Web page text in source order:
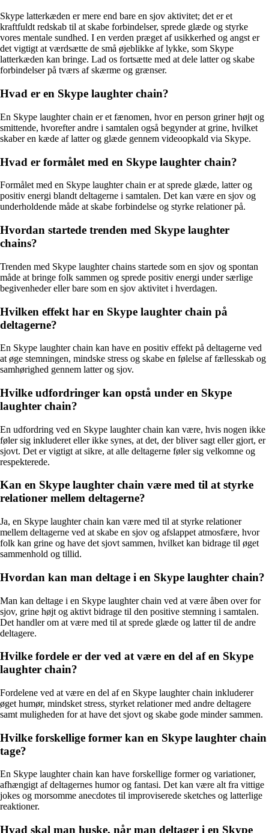
Skype latterkæden er mere end bare en sjov aktivitet; det er et
kraftfuldt redskab til at skabe forbindelser, sprede glæde og styrke
vores mentale sundhed. I en verden præget af usikkerhed og angst er
det vigtigt at værdsætte de små øjeblikke af lykke, som Skype
latterkæden kan bringe. Lad os fortsætte med at dele latter og skabe
forbindelser på tværs af skærme og grænser.
Hvad er en Skype laughter chain?
En Skype laughter chain er et fænomen, hvor en person griner højt og
smittende, hvorefter andre i samtalen også begynder at grine, hvilket
skaber en kæde af latter og glæde gennem videoopkald via Skype.
Hvad er formålet med en Skype laughter chain?
Formålet med en Skype laughter chain er at sprede glæde, latter og
positiv energi blandt deltagerne i samtalen. Det kan være en sjov og
underholdende måde at skabe forbindelse og styrke relationer på.
Hvordan startede trenden med Skype laughter
chains?
Trenden med Skype laughter chains startede som en sjov og spontan
måde at bringe folk sammen og sprede positiv energi under særlige
begivenheder eller bare som en sjov aktivitet i hverdagen.
Hvilken effekt har en Skype laughter chain på
deltagerne?
En Skype laughter chain kan have en positiv effekt på deltagerne ved
at øge stemningen, mindske stress og skabe en følelse af fællesskab og
samhørighed gennem latter og sjov.
Hvilke udfordringer kan opstå under en Skype
laughter chain?
En udfordring ved en Skype laughter chain kan være, hvis nogen ikke
føler sig inkluderet eller ikke synes, at det, der bliver sagt eller gjort, er
sjovt. Det er vigtigt at sikre, at alle deltagerne føler sig velkomne og
respekterede.
Kan en Skype laughter chain være med til at styrke
relationer mellem deltagerne?
Ja, en Skype laughter chain kan være med til at styrke relationer
mellem deltagerne ved at skabe en sjov og afslappet atmosfære, hvor
folk kan grine og have det sjovt sammen, hvilket kan bidrage til øget
sammenhold og tillid.
Hvordan kan man deltage i en Skype laughter chain?
Man kan deltage i en Skype laughter chain ved at være åben over for
sjov, grine højt og aktivt bidrage til den positive stemning i samtalen.
Det handler om at være med til at sprede glæde og latter til de andre
deltagere.
Hvilke fordele er der ved at være en del af en Skype
laughter chain?
Fordelene ved at være en del af en Skype laughter chain inkluderer
øget humør, mindsket stress, styrket relationer med andre deltagere
samt muligheden for at have det sjovt og skabe gode minder sammen.
Hvilke forskellige former kan en Skype laughter chain
tage?
En Skype laughter chain kan have forskellige former og variationer,
afhængigt af deltagernes humor og fantasi. Det kan være alt fra vittige
jokes og morsomme anecdotes til improviserede sketches og latterlige
reaktioner.
Hvad skal man huske, når man deltager i en Skype